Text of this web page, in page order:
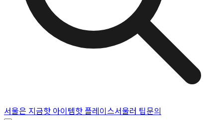
서울은 지금핫 아이템핫 플레이스서울러 팁문의